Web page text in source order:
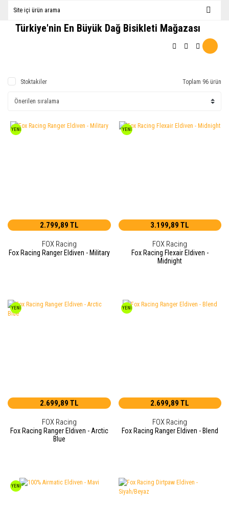
Türkiye'nin En Büyük Dağ Bisikleti Mağazası
Stoktakiler Toplam 96 ürün
YENİ
2.799,89 TL
FOX Racing
Fox Racing Ranger Eldiven - Military
YENİ
3.199,89 TL
FOX Racing
Fox Racing Flexair Eldiven -
Midnight
YENİ
2.699,89 TL
FOX Racing
Fox Racing Ranger Eldiven - Arctic
Blue
YENİ
2.699,89 TL
FOX Racing
Fox Racing Ranger Eldiven - Blend
YENİ